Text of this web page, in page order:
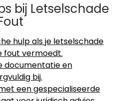
bij Letselschade
hulp als je letselschade
fout vermoedt.
documentatie en
bij.
een gespecialiseerde